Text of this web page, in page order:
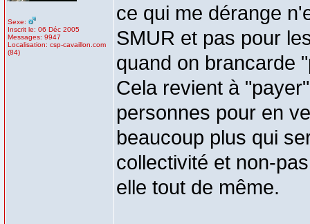
Sexe:
Inscrit le: 06 Déc 2005
Messages: 9947
Localisation: csp-cavaillon.com
(84)
ce qui me dérange
SMUR et pas pour
quand on brancarde
Cela revient à
personnes pour en
beaucoup plus qui
collectivité et non-
elle tout de même.